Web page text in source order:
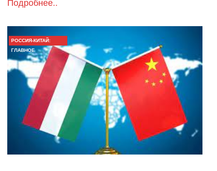
Подробнее..
РОССИЯ-КИТАЙ:
ГЛАВНОЕ